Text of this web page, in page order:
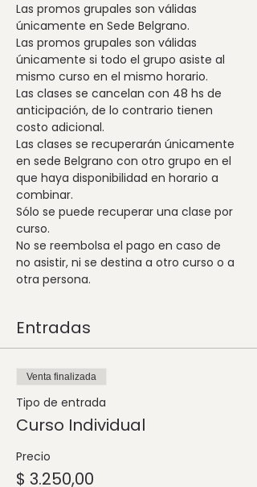
Las promos grupales son válidas
Las promos grupales son válidas
únicamente si todo el grupo asiste al
Las clases se cancelan con 48 hs de
anticipación, de lo contrario tienen
Las clases se recuperarán únicamente
en sede Belgrano con otro grupo en el
que haya disponibilidad en horario a
Sólo se puede recuperar una clase por
No se reembolsa el pago en caso de
no asistir, ni se destina a otro curso o a
otra persona.
Entradas
Venta finalizada
Tipo de entrada
Curso Individual
Precio
$ 3.250,00